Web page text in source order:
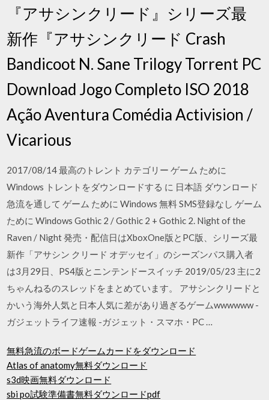
『アサシンクリード』シリーズ最
新作『アサシンクリード Crash
Bandicoot N. Sane Trilogy Torrent PC
Download Jogo Completo ISO 2018
Ação Aventura Comédia Activision /
Vicarious
2017/08/14 最高のトレント カテゴリー ゲーム ために
Windows トレントをダウンロードする に 日本語 ダウンロード
急流を通して ゲーム ために Windows 無料 SMS登録なし ゲーム
ために Windows Gothic 2 / Gothic 2 + Gothic 2. Night of the
Raven / Night 発売・配信日はXboxOne版とPC版、シリーズ最
新作「アサシン クリード オデッセイ」のシーズンパス購入者
は3月29日、PS4版とニンテンドースイッチ 2019/05/23 主に2
ちゃんねるのスレッドをまとめています。 アサシンクリードと
かいう海外人気と日本人気に差があり過ぎるゲームwwwwww -
ガジェットライフ速報 -ガジェット・スマホ・PC …
無料急流のボードゲームカードをダウンロード
Atlas of anatomy無料ダウンロード
s3d映画無料ダウンロード
sbi po試験準備書無料ダウンロードpdf